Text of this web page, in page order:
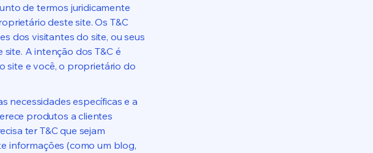
de termos juridicamente
deste site. Os T&C
dos visitantes do site, ou seus
A intenção dos T&C é
site e você, o proprietário do
necessidades específicas e a
produtos a clientes
ter T&C que sejam
informações (como um blog,